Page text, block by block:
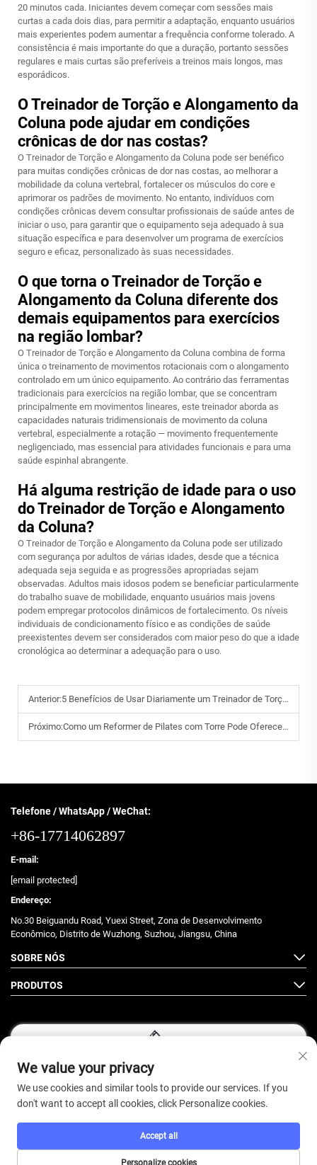
20 minutos cada. Iniciantes devem começar com sessões mais
curtas a cada dois dias, para permitir a adaptação, enquanto usuários
mais experientes podem aumentar a frequência conforme tolerado. A
consistência é mais importante do que a duração, portanto sessões
regulares e mais curtas são preferíveis a treinos mais longos, mas
esporádicos.
O Treinador de Torção e Alongamento da
Coluna pode ajudar em condições
crônicas de dor nas costas?
O Treinador de Torção e Alongamento da Coluna pode ser benéfico
para muitas condições crônicas de dor nas costas, ao melhorar a
mobilidade da coluna vertebral, fortalecer os músculos do core e
aprimorar os padrões de movimento. No entanto, indivíduos com
condições crônicas devem consultar profissionais de saúde antes de
iniciar o uso, para garantir que o equipamento seja adequado à sua
situação específica e para desenvolver um programa de exercícios
seguro e eficaz, personalizado às suas necessidades.
O que torna o Treinador de Torção e
Alongamento da Coluna diferente dos
demais equipamentos para exercícios
na região lombar?
O Treinador de Torção e Alongamento da Coluna combina de forma
única o treinamento de movimentos rotacionais com o alongamento
controlado em um único equipamento. Ao contrário das ferramentas
tradicionais para exercícios na região lombar, que se concentram
principalmente em movimentos lineares, este treinador aborda as
capacidades naturais tridimensionais de movimento da coluna
vertebral, especialmente a rotação — movimento frequentemente
negligenciado, mas essencial para atividades funcionais e para uma
saúde espinhal abrangente.
Há alguma restrição de idade para o uso
do Treinador de Torção e Alongamento
da Coluna?
O Treinador de Torção e Alongamento da Coluna pode ser utilizado
com segurança por adultos de várias idades, desde que a técnica
adequada seja seguida e as progressões apropriadas sejam
observadas. Adultos mais idosos podem se beneficiar particularmente
do trabalho suave de mobilidade, enquanto usuários mais jovens
podem empregar protocolos dinâmicos de fortalecimento. Os níveis
individuais de condicionamento físico e as condições de saúde
preexistentes devem ser considerados com maior peso do que a idade
cronológica ao determinar a adequação para o uso.
Anterior:5 Benefícios de Usar Diariamente um Treinador de Torção e Alongamento da Coluna
Próximo:Como um Reformer de Pilates com Torre Pode Oferecer uma Experiência de Treino Mais Versátil?
Telefone / WhatsApp / WeChat:
+86-17714062897
E-mail:
[email protected]
Endereço:
No.30 Beiguandu Road, Yuexi Street, Zona de Desenvolvimento
Econômico, Distrito de Wuzhong, Suzhou, Jiangsu, China
SOBRE NÓS
PRODUTOS
Siga-nos
Direitos autorais © 2026 ZhongJian Fitness. Todos os direitos reservados.
Política De Privacidade
We value your privacy
We use cookies and similar tools to provide our services. If you
don't want to accept all cookies, click Personalize cookies.
Personalize cookies
Accept all